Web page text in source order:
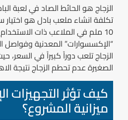
الزجاج هو الحائط الصاد في لعبة
تكلفة انشاء ملعب بادل
10 ملم في الملاعب ذات
“الإكسسوارات” المعدنية وفواصل
الزجاج تلعب دوراً كبيراً في
الصغيرة عدم تحطم الزجاج نتيجة
كيف تؤثر التجهيزات
ميزانية المشروع؟